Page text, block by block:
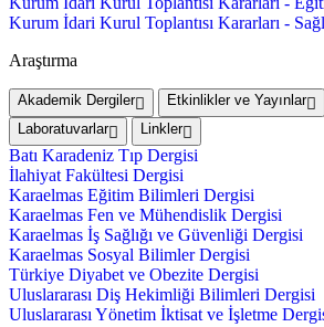
Kurum İdari Kurul Toplantısı Kararları -
Araştırma
Akademik Dergiler Etkinlikler ve Yayınlar
Laboratuvarlar
Linkler
Batı Karadeniz Tıp Dergisi
İlahiyat Fakültesi Dergisi
Karaelmas Eğitim Bilimleri Dergisi
Karaelmas Fen ve Mühendislik Dergisi
Karaelmas İş Sağlığı ve Güvenliği Dergisi
Karaelmas Sosyal Bilimler Dergisi
Türkiye Diyabet ve Obezite Dergisi
Uluslararası Diş Hekimliği Bilimleri Dergisi
Uluslararası Yönetim İktisat ve İşletme